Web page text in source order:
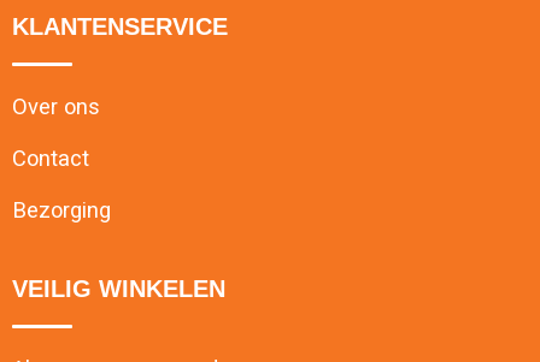
KLANTENSERVICE
Over ons
Contact
Bezorging
VEILIG WINKELEN